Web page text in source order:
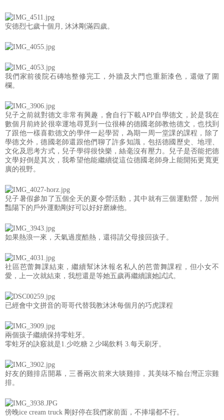
安德烈七歲十個月, 沐沐剛滿四歲。
我們家前後院石磚地整修完工，外牆及大門也重新漆色，還做了圍
欄。
兒子之前就對德文非常有興趣，會自行下載APP自學德文，於是我在
數個月前終於很幸運地尋覓到一位很棒的德國老師教他德文，也找到
了跟他一樣喜歡德文的學伴一起學習，為期一周一堂課的課程，除了
學德文外，德國老師還跟他們聊了許多知識，包括德國歷史、地理、
文化及思考方式，兒子學得很快樂，絲毫沒有壓力。兒子是否能把德
文學好倒是其次，我希望他能繼續從這位德國老師身上能開拓更寬更
廣的視野。
兒子暑假參加了五個全天的夏令營活動，其中就有三個運動營，加州
豔陽下的戶外運動剛好可以好好磨練他。
如果熱浪一來，天氣過度酷熱，還得請父母接回孩子。
社區芭蕾舞課結束，繼續幫沐沐報名私人的芭蕾舞課程，但小女不
愛，上一次就結束，我想還是等她五歲再繼續讓她試試。
已經會中文拼音的哥哥代替我教沐沐每個月的巧虎課程
兩個孩子繼續保持零蛀牙。
零蛀牙的訣竅就是1.少吃糖 2.少喝飲料 3.每天刷牙。
好友的雞排店開幕，三番兩次前來大啖雞排，其美味不輸台灣正宗雞
排。
傍晚ice cream truck 剛好停在我們家前面，不捧場都不行。